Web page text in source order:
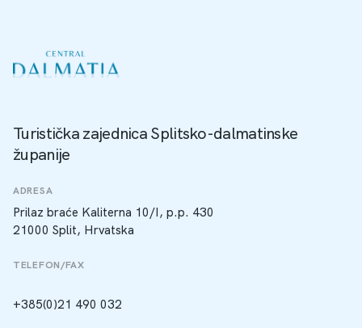
Turistička zajednica Splitsko-dalmatinske
županije
ADRESA
Prilaz braće Kaliterna 10/I, p.p. 430
21000 Split, Hrvatska
TELEFON/FAX
+385(0)21 490 032